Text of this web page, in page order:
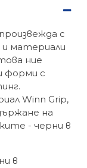
с
материали
ние
форми с
Winn Grip,
на
- черни в
в